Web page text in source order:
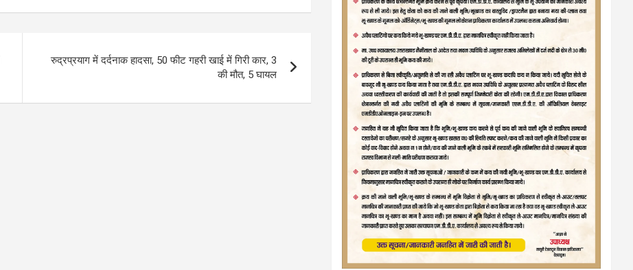
रुद्रप्रयाग में दर्दनाक हादसा, 50 फीट गहरी खाई में गिरी कार, 3
की मौत, 5 घायल